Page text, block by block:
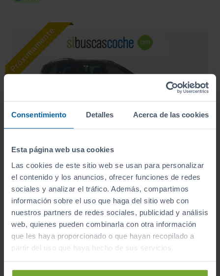
Consentimiento Detalles Acerca de las cookies
Esta página web usa cookies
Las cookies de este sitio web se usan para personalizar
el contenido y los anuncios, ofrecer funciones de redes
sociales y analizar el tráfico. Además, compartimos
información sobre el uso que haga del sitio web con
nuestros partners de redes sociales, publicidad y análisis
web, quienes pueden combinarla con otra información
que les haya proporcionado o que hayan recopilado a
partir del uso que haya hecho de sus servicios.
SEAT ARONA
1.0 TSI 85KW (115CV) START&STOP STYLE+
3.895
2026
Manual
Gasolina
22.900
272